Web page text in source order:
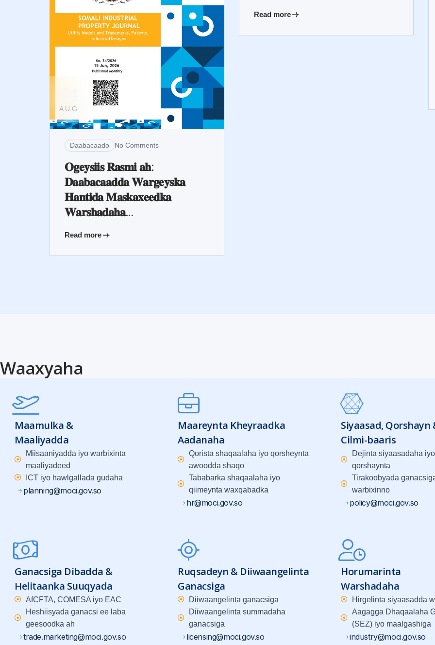
AUG
Daabacaado No Comments
𝐎𝐠𝐞𝐲𝐬𝐢𝐢𝐬 𝐑𝐚𝐬𝐦𝐢 𝐚𝐡:
𝐃𝐚𝐚𝐛𝐚𝐜𝐚𝐚𝐝𝐝𝐚 𝐖𝐚𝐫𝐠𝐞𝐲𝐬𝐤𝐚
𝐇𝐚𝐧𝐭𝐢𝐝𝐚 𝐌𝐚𝐬𝐤𝐚𝐱𝐞𝐞𝐝𝐤𝐚
𝐖𝐚𝐫𝐬𝐡𝐚𝐝𝐚𝐡𝐚...
Read more
Read more
Waaxyaha
Maamulka &
Maaliyadda
Miisaaniyadda iyo warbixinta
maaliyadeed
ICT iyo hawlgallada gudaha
planning@moci.gov.so
Maareynta Kheyraadka
Aadanaha
Qorista shaqaalaha iyo qorsheynta
awoodda shaqo
Tababarka shaqaalaha iyo
qiimeynta waxqabadka
hr@moci.gov.so
Siyaasad, Qorshayn
Cilmi-baaris
Dejinta siyaasadaha iyo
qorshaynta
Tirakoobyada
warbixinno
policy@moci.gov.so
Ganacsiga Dibadda &
Helitaanka Suuqyada
AfCFTA, COMESA iyo EAC
Heshiisyada ganacsi ee laba
geesoodka ah
trade.marketing@moci.gov.so
Ruqsadeyn & Diiwaangelinta
Ganacsiga
Diiwaangelinta ganacsiga
Diiwaangelinta summadaha
ganacsiga
licensing@moci.gov.so
Horumarinta
Warshadaha
Hirgelinta siyaasadda
Aagagga Dhaqaalaha
(SEZ) iyo maalgashiga
industry@moci.gov.so